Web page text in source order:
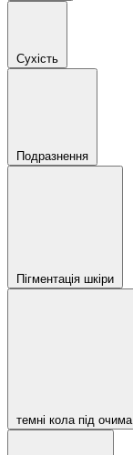
Сухість
Подразнення
Пігментація шкіри
темні кола під очима